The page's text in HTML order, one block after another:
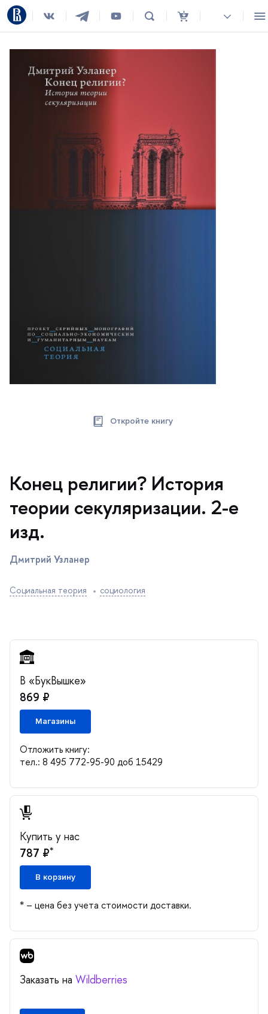
Откройте книгу
Конец религии? История
теории секуляризации. 2-е
изд.
Дмитрий Узланер
Социальная теория социология
«БукВышке»
869 ₽
Магазины
Отложить книгу:
тел.: 8 495 772-95-90 доб 15429
Купить у нас
787 ₽*
корзину
* – цена без учета стоимости доставки.
Заказать на Wildberries